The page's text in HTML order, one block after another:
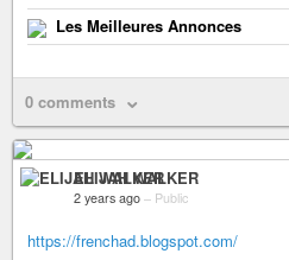
Les Meilleures Annonces
0 comments
ELIJAH WALKER
2 years ago – Public
https://frenchad.blogspot.com/